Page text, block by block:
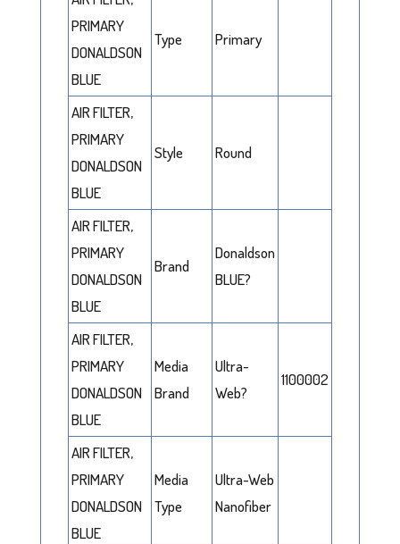
PRIMARY
DONALDSON
BLUE
Type Primary
AIR FILTER,
PRIMARY
DONALDSON
BLUE
Style Round
AIR FILTER,
PRIMARY
DONALDSON
BLUE
Brand
Donaldson
BLUE?
AIR FILTER,
PRIMARY
DONALDSON
BLUE
Media
Brand
Ultra-
Web?
1100002
AIR FILTER,
PRIMARY
DONALDSON
BLUE
Media
Type
Ultra-Web
Nanofiber